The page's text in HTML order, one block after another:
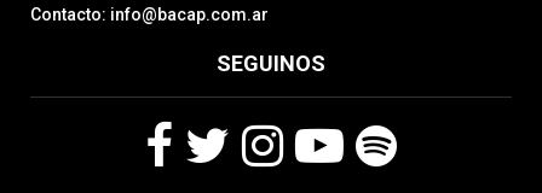
Contacto: info@bacap.com.ar
SEGUINOS